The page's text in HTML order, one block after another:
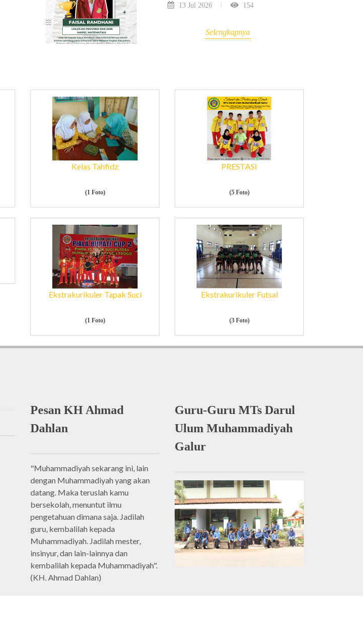
13 Jul 2026 154
Selengkapnya
Kelas Tahfidz
(1 Foto)
PRESTASI
(5 Foto)
Ekstrakurikuler Tapak Suci
(1 Foto)
Ekstrakurikuler Futsal
(3 Foto)
Pesan KH Ahmad
Dahlan
"Muhammadiyah sekarang ini, lain
dengan Muhammadiyah yang akan
datang. Maka teruslah kamu
bersekolah, menuntut ilmu
pengetahuan dimana saja. Jadilah
guru, kembalilah kepada
Muhammadiyah. Jadilah mester,
insinyur, dan lain-lainnya dan
kembalilah kepada Muhammadiyah".
(KH. Ahmad Dahlan)
Guru-Guru MTs Darul
Ulum Muhammadiyah
Galur